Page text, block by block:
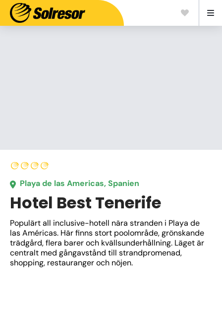
Playa de las Americas, Spanien
Hotel Best Tenerife
Populärt all inclusive-hotell nära stranden i Playa de
las Américas. Här finns stort poolområde, grönskande
trädgård, flera barer och kvällsunderhållning. Läget är
centralt med gångavstånd till strandpromenad,
shopping, restauranger och nöjen.